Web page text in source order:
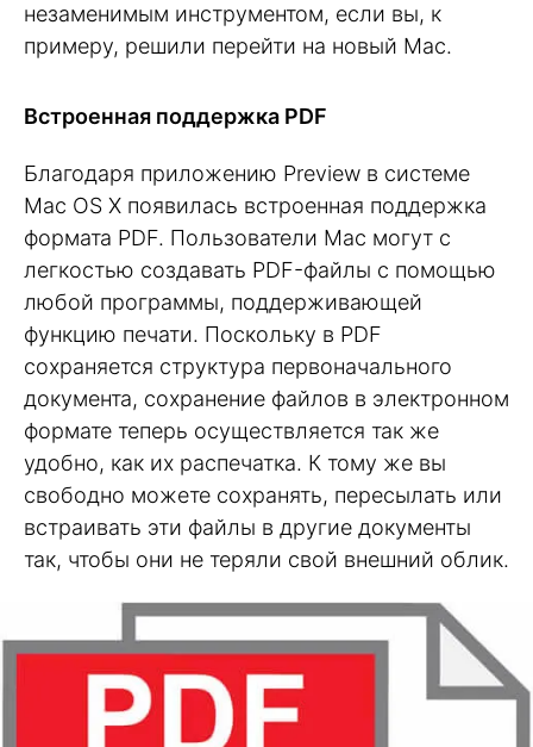
незаменимым инструментом, если вы, к
примеру, решили перейти на новый Mac.
Встроенная поддержка PDF
Благодаря приложению Preview в системе
Mac OS X появилась встроенная поддержка
формата PDF. Пользователи Mac могут с
легкостью создавать PDF-файлы с помощью
любой программы, поддерживающей
функцию печати. Поскольку в PDF
сохраняется структура первоначального
документа, сохранение файлов в электронном
формате теперь осуществляется так же
удобно, как их распечатка. К тому же вы
свободно можете сохранять, пересылать или
встраивать эти файлы в другие документы
так, чтобы они не теряли свой внешний облик.